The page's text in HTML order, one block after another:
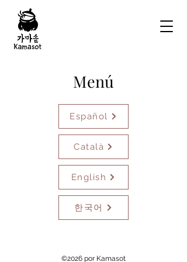
Menú
Español
Català
English
한국어
©2026 por Kamasot